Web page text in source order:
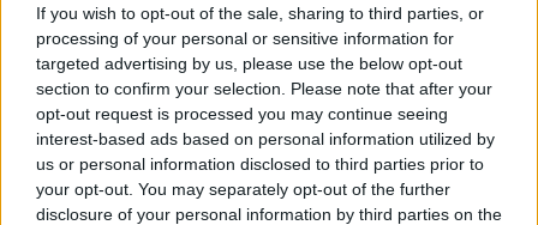
If you wish to opt-out of the sale, sharing to third parties, or
processing of your personal or sensitive information for
targeted advertising by us, please use the below opt-out
section to confirm your selection. Please note that after your
opt-out request is processed you may continue seeing
interest-based ads based on personal information utilized by
us or personal information disclosed to third parties prior to
your opt-out. You may separately opt-out of the further
disclosure of your personal information by third parties on the
Komentuoti po šiuo straipsniu
Komentuoti gali tik Lrytas registruoti vartotojai.
Prisijunkite prie registruotų vartotojų
bendruomenės ir bendraukite komentaruose!